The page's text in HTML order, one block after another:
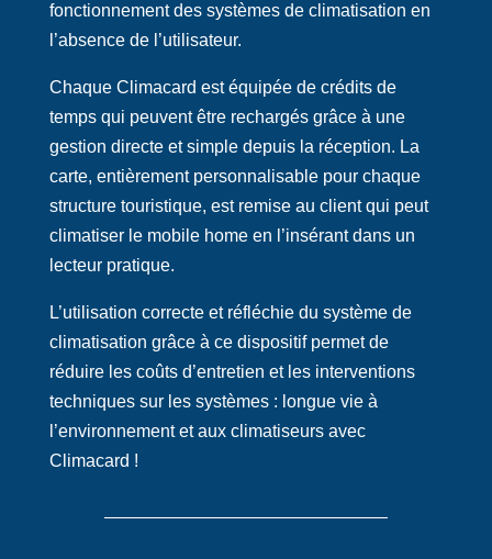
fonctionnement des systèmes de climatisation en
l’absence de l’utilisateur.
Chaque Climacard est équipée de crédits de
temps qui peuvent être rechargés grâce à une
gestion directe et simple depuis la réception. La
carte, entièrement personnalisable pour chaque
structure touristique, est remise au client qui peut
climatiser le mobile home en l’insérant dans un
lecteur pratique.
L’utilisation correcte et réfléchie du système de
climatisation grâce à ce dispositif permet de
réduire les coûts d’entretien et les interventions
techniques sur les systèmes : longue vie à
l’environnement et aux climatiseurs avec
Climacard !